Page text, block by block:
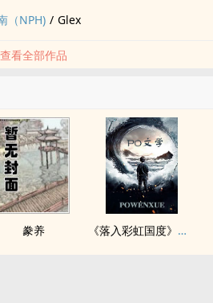
（NPH) / Glex
查看全部作品
豢养 《落入彩虹国度》穿越+西幻+言情